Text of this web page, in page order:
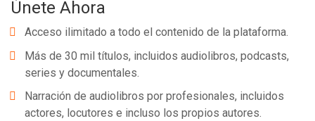
Únete Ahora
Acceso ilimitado a todo el contenido de la plataforma.
Más de 30 mil títulos, incluidos audiolibros, podcasts,
series y documentales.
Narración de audiolibros por profesionales, incluidos
actores, locutores e incluso los propios autores.